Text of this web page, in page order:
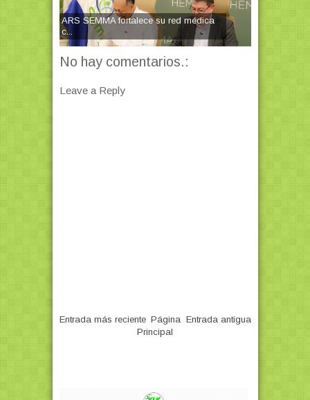
ARS SEMMA fortalece su red médica
c...
No hay comentarios.:
Leave a Reply
Entrada más reciente Entrada antigua
Página
Principal